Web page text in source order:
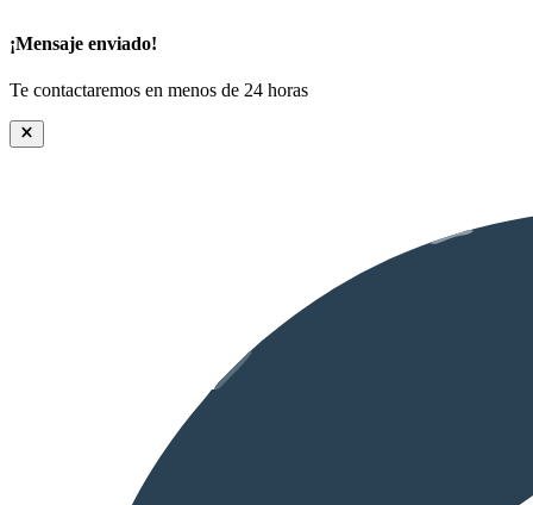
¡Mensaje enviado!
Te contactaremos en menos de 24 horas